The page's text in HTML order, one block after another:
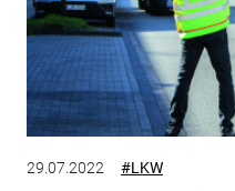
29.07.2022 #LKW